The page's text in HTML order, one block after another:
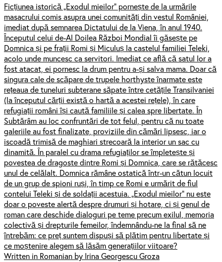
Ficțiunea istorică „Exodul mieilor” pornește de la urmările
masacrului comis asupra unei comunități din vestul României,
imediat după semnarea Dictatului de la Viena, în anul 1940.
Începutul celui de-Al Doilea Război Mondial îi găsește pe
Domnica și pe frații Romi și Miculuș la castelul familiei Teleki,
acolo unde muncesc ca servitori. Imediat ce află că satul lor a
fost atacat, ei pornesc la drum pentru a-și salva mama. Doar că
singura cale de scăpare de trupele horthyste înarmate este
rețeaua de tuneluri subterane săpate între cetățile Transilvaniei
(la începutul cărții există o hartă a acestei rețele), în care
refugiații români își caută familiile și calea spre libertate. În
Subtărâm au loc confruntări de tot felul, pentru că nu toate
galeriile au fost finalizate, proviziile din cămări lipsesc, iar o
iscoadă trimisă de maghiari strecoară la interior un sac cu
dinamită. În paralel cu drama refugiaților se împletește și
povestea de dragoste dintre Romi și Domnica, care se rătăcesc
unul de celălalt. Domnica rămâne ostatică într-un cătun locuit
de un grup de spioni ruși, în timp ce Romi e urmărit de fiul
contelui Teleki și de soldații acestuia. „Exodul mieilor” nu este
doar o poveste alertă despre drumuri și hotare, ci și genul de
roman care deschide dialoguri pe teme precum exilul, memoria
colectivă și drepturile femeilor, îndemnându-ne la final să ne
întrebăm: ce preț suntem dispuși să plătim pentru libertate și
ce moștenire alegem să lăsăm generațiilor viitoare?
Written in Romanian by Irina Georgescu Groza